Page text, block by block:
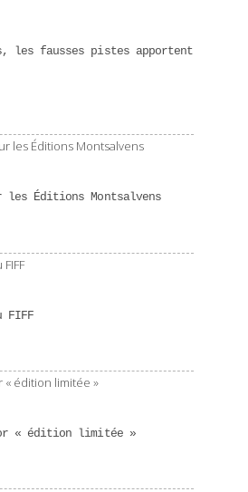
les fausses pistes apportent
les Éditions Montsalvens
FIFF
« édition limitée »